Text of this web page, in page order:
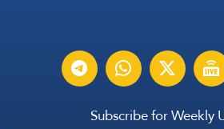
Subscribe for Weekly